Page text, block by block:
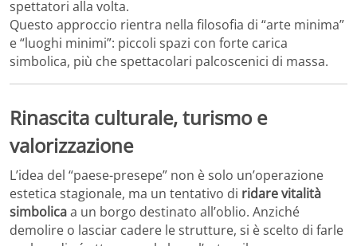
spettatori alla volta.
Questo approccio rientra nella filosofia di “arte minima”
e “luoghi minimi”: piccoli spazi con forte carica
simbolica, più che spettacolari palcoscenici di massa.
Rinascita culturale, turismo e
valorizzazione
L’idea del “paese-presepe” non è solo un’operazione
estetica stagionale, ma un tentativo di ridare vitalità
simbolicaa un borgo destinato all’oblio. Anziché
demolire o lasciar cadere le strutture, si è scelto di farle